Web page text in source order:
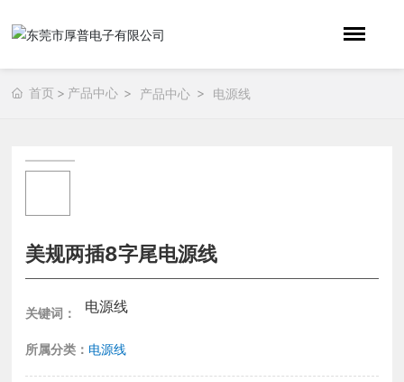
首页 产品中心 产品中心 电源线
美规两插8字尾电源线
关键词： 电源线
所属分类： 电源线